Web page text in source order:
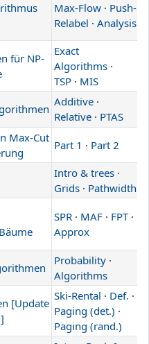
Max-Flow · Push-
Relabel · Analysis
für NP-
Exact
Algorithms ·
TSP · MIS
Additive ·
Relative · PTAS
Max-Cut
Part 1 · Part 2
Intro & trees ·
Grids · Pathwidth
SPR · MAF · FPT·
Approx
Probability ·
Algorithms
[Update
Ski-Rental · Def. ·
Paging (det.) ·
Paging (rand.)